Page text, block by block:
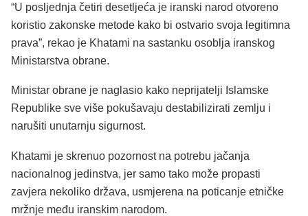
“U posljednja četiri desetljeća je iranski narod otvoreno
koristio zakonske metode kako bi ostvario svoja legitimna
prava”, rekao je Khatami na sastanku osoblja iranskog
Ministarstva obrane.
Ministar obrane je naglasio kako neprijatelji Islamske
Republike sve više pokušavaju destabilizirati zemlju i
narušiti unutarnju sigurnost.
Khatami je skrenuo pozornost na potrebu jačanja
nacionalnog jedinstva, jer samo tako može propasti
zavjera nekoliko država, usmjerena na poticanje etničke
mržnje među iranskim narodom.